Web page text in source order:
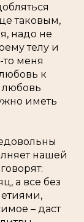
таковым,
надо не
телу и
меня
к
иметь
нашей
а все без
– даст